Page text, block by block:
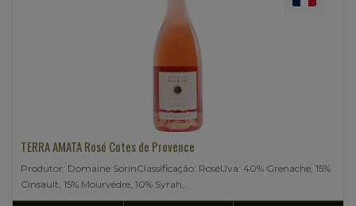
TERRA AMATA Rosé Cotes de Provence
Produtor: Domaine SorinClassificação: RoséUva: 40% Grenache, 15%
Cinsault, 15% Mourvèdre, 10% Syrah,..